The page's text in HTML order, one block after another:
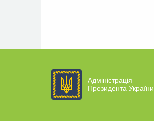
Адміністрація
Президента України